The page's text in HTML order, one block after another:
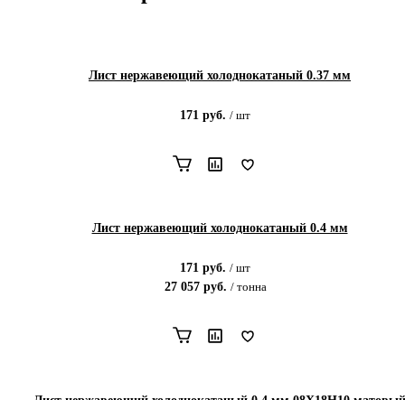
Лист нержавеющий холоднокатаный 0.37 мм
171 руб. / шт
Лист нержавеющий холоднокатаный 0.4 мм
171 руб. / шт
27 057руб. / тонна